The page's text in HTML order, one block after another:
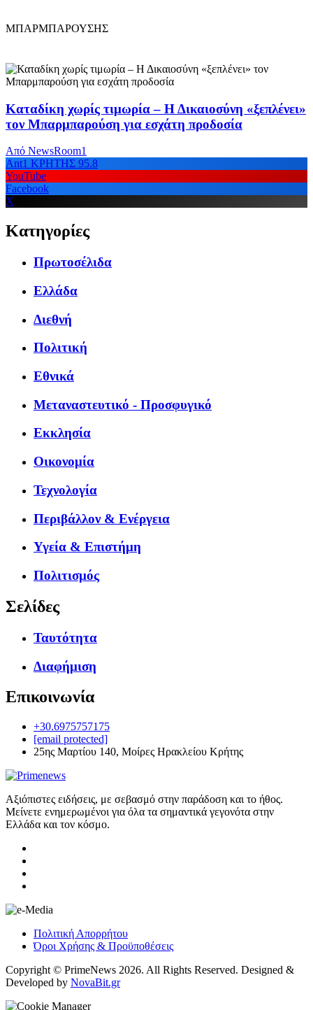
ΜΠΑΡΜΠΑΡΟΥΣΗΣ
Καταδίκη χωρίς τιμωρία – Η Δικαιοσύνη «ξεπλένει»
τον Μπαρμπαρούση για εσχάτη προδοσία
Από NewsRoom1
Ant1 ΚΡΗΤΗΣ 95.8
YouTube
Facebook
X
Κατηγορίες
Πρωτοσέλιδα
Ελλάδα
Διεθνή
Πολιτική
Εθνικά
Μεταναστευτικό - Προσφυγικό
Εκκλησία
Οικονομία
Τεχνολογία
Περιβάλλον & Ενέργεια
Υγεία & Επιστήμη
Πολιτισμός
Σελίδες
Ταυτότητα
Διαφήμιση
Επικοινωνία
+30.6975757175
[email protected]
25ης Μαρτίου 140, Μοίρες Ηρακλείου Κρήτης
Αξιόπιστες ειδήσεις, με σεβασμό στην παράδοση και το ήθος.
Μείνετε ενημερωμένοι για όλα τα σημαντικά γεγονότα στην
Ελλάδα και τον κόσμο.
Πολιτική Απορρήτου
Όροι Χρήσης & Προϋποθέσεις
Copyright © PrimeNews 2026. All Rights Reserved. Designed &
Developed by NovaBit.gr